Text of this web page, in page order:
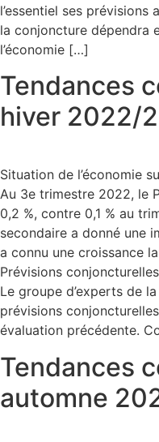
l’essentiel ses prévisions
la conjoncture dépendra
l’économie […]
Tendances
hiver 2022/
Situation de l’économie
Au 3e trimestre 2022, le
0,2 %, contre 0,1 % au
secondaire a donné une
a connu une croissance
Prévisions conjoncturelles
Le groupe d’experts de
prévisions
évaluation précédente.
Tendances
automne